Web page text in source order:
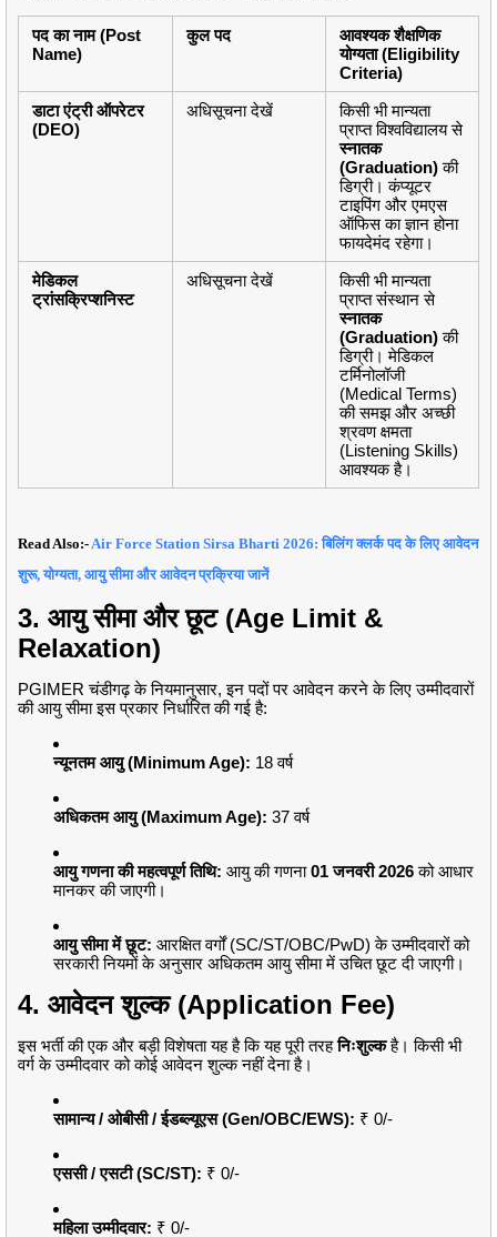
पद का नाम (Post
Name)
कुल पद
आवश्यक शैक्षणिक
योग्यता (Eligibility
Criteria)
डाटा एंट्री ऑपरेटर
(DEO)
अधिसूचना देखें
किसी भी मान्यता
प्राप्त विश्वविद्यालय से
स्नातक
(Graduation)की
डिग्री। कंप्यूटर
टाइपिंग और एमएस
ऑफिस का ज्ञान होना
फायदेमंद रहेगा।
मेडिकल
ट्रांसक्रिप्शनिस्ट
अधिसूचना देखें
किसी भी मान्यता
प्राप्त संस्थान से
स्नातक
(Graduation)की
डिग्री। मेडिकल
टर्मिनोलॉजी
(Medical Terms)
की समझ और अच्छी
श्रवण क्षमता
(Listening Skills)
आवश्यक है।
Read Also:- Air Force Station Sirsa Bharti 2026: बिलिंग क्लर्क पद के लिए आवेदन
शुरू, योग्यता, आयु सीमा और आवेदन प्रक्रिया जानें
3. आयु सीमा और छूट (Age Limit &
Relaxation)
PGIMER चंडीगढ़ के नियमानुसार, इन पदों पर आवेदन करने के लिए उम्मीदवारों
की आयु सीमा इस प्रकार निर्धारित की गई है:
न्यूनतम आयु (Minimum Age): 18 वर्ष
अधिकतम आयु (Maximum Age): 37 वर्ष
आयु गणना की महत्वपूर्ण तिथि: आयु की गणना01 जनवरी 2026को आधार
मानकर की जाएगी।
आयु सीमा में छूट: आरक्षित वर्गों (SC/ST/OBC/PwD) के उम्मीदवारों को
सरकारी नियमों के अनुसार अधिकतम आयु सीमा में उचित छूट दी जाएगी।
4. आवेदन शुल्क (Application Fee)
इस भर्ती की एक और बड़ी विशेषता यह है कि यह पूरी तरहनिःशुल्कहै। किसी भी
वर्ग के उम्मीदवार को कोई आवेदन शुल्क नहीं देना है।
सामान्य / ओबीसी / ईडब्ल्यूएस (Gen/OBC/EWS): ₹ 0/-
एससी / एसटी (SC/ST): ₹ 0/-
महिला उम्मीदवार: ₹ 0/-